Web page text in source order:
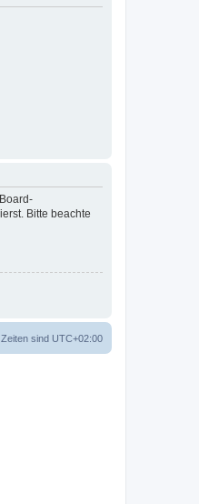
Bitte beachte
sind UTC+02:00